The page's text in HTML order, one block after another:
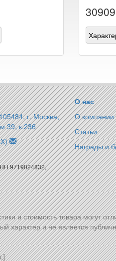
г. Москва,
39, к.236
9719024832,
О нас
О компании
Статьи
Награды и
и стоимость товара могут
характер и не является